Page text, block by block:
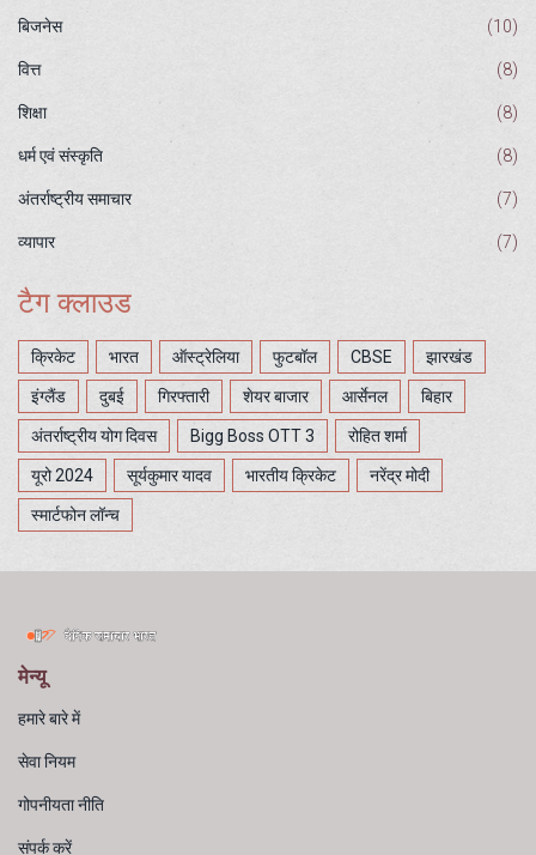
बिजनेस (10)
वित्त (8)
शिक्षा (8)
धर्म एवं संस्कृति (8)
अंतर्राष्ट्रीय समाचार (7)
व्यापार (7)
टैग क्लाउड
क्रिकेट भारत ऑस्ट्रेलिया फुटबॉल CBSE झारखंड
इंग्लैंड दुबई गिरफ्तारी शेयर बाजार आर्सेनल बिहार
अंतर्राष्ट्रीय योग दिवस Bigg Boss OTT 3 रोहित शर्मा
यूरो 2024 सूर्यकुमार यादव भारतीय क्रिकेट नरेंद्र मोदी
स्मार्टफोन लॉन्च
मेन्यू
हमारे बारे में
सेवा नियम
गोपनीयता नीति
संपर्क करें